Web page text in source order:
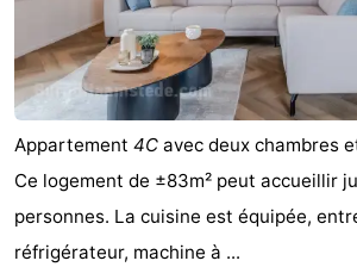
Appartement 4C avec deux chambres
Ce logement de ±83m² peut accueillir
personnes. La cuisine est équipée,
réfrigérateur, machine à ...